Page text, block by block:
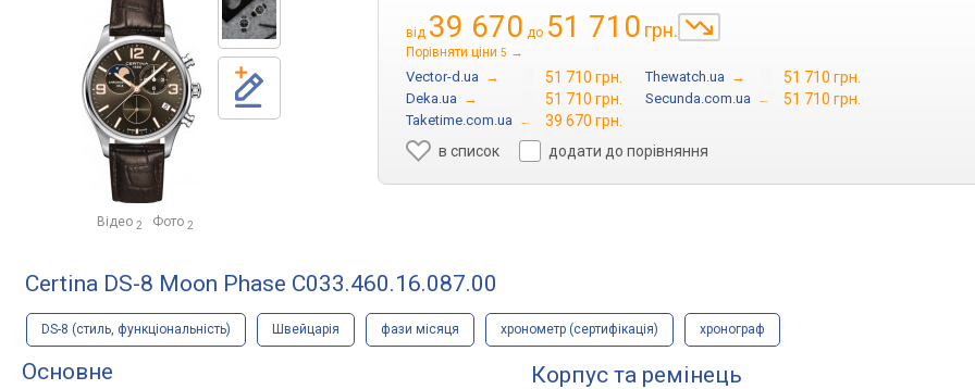
Відео 2 Фото 2
від 39 670 до 51 710 грн.
Порівняти ціни 5 →
Vector-d.ua → 51 710 грн. Thewatch.ua → 51 710 грн.
Deka.ua → 51 710 грн. Secunda.com.ua → 51 710 грн.
Taketime.com.ua →
39 670 грн.
в список
додати до порівняння
Certina DS-8 Moon Phase C033.460.16.087.00
DS-8 (стиль, функціональність) Швейцарія фази місяця хронометр (сертифікація) хронограф
Основне Корпус та ремінець